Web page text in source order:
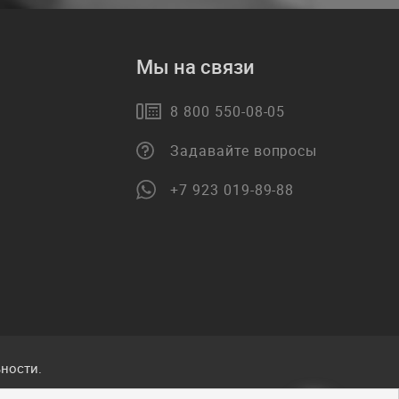
Мы на связи
8 800 550-08-05
Задавайте вопросы
+7 923 019-89-88